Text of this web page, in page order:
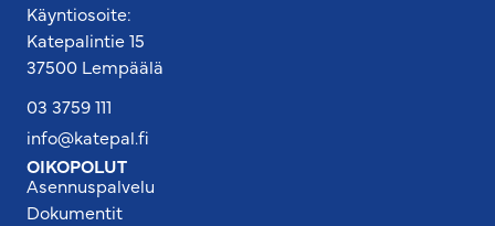
Käyntiosoite:
Katepalintie 15
37500 Lempäälä
03 3759 111
info@katepal.fi
OIKOPOLUT
Asennuspalvelu
Dokumentit